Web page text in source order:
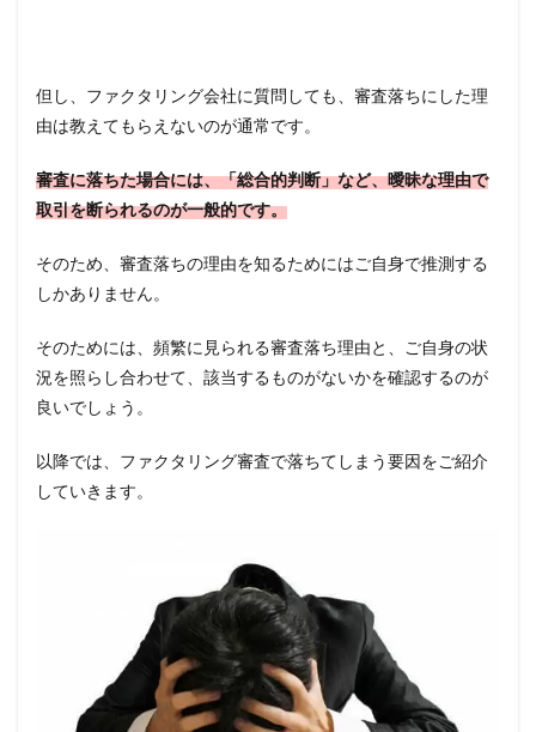
望者
の信
1.6
ファ
グ利
用者
態
ファ
リン
グの
利用
する
但し、ファクタリング会社に質問しても、審査落ちにした理
由は教えてもらえないのが通常です。
審査に落ちた場合には、「総合的判断」など、曖昧な理由で
取引を断られるのが一般的です。
そのため、審査落ちの理由を知るためにはご自身で推測する
しかありません。
そのためには、頻繁に見られる審査落ち理由と、ご自身の状
況を照らし合わせて、該当するものがないかを確認するのが
良いでしょう。
以降では、ファクタリング審査で落ちてしまう要因をご紹介
していきます。